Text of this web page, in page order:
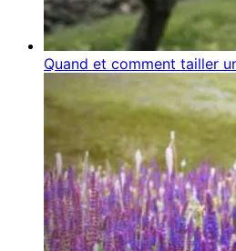
Quand et comment tailler